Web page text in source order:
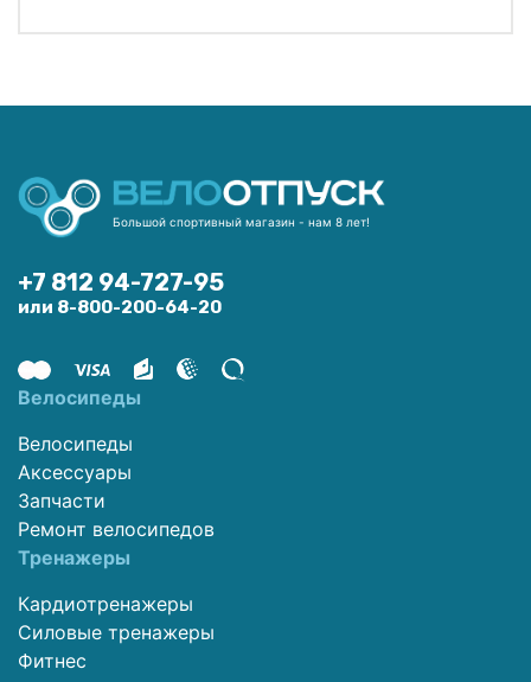
Большой спортивный магазин - нам 8 лет!
+7 812 94-727-95
или 8-800-200-64-20
Велосипеды
Велосипеды
Аксессуары
Запчасти
Ремонт велосипедов
Тренажеры
Кардиотренажеры
Силовые тренажеры
Фитнес